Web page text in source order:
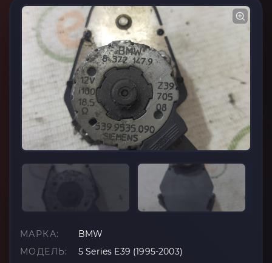
МАРКА:
BMW
МОДЕЛЬ:
5 Series E39 (1995-2003)